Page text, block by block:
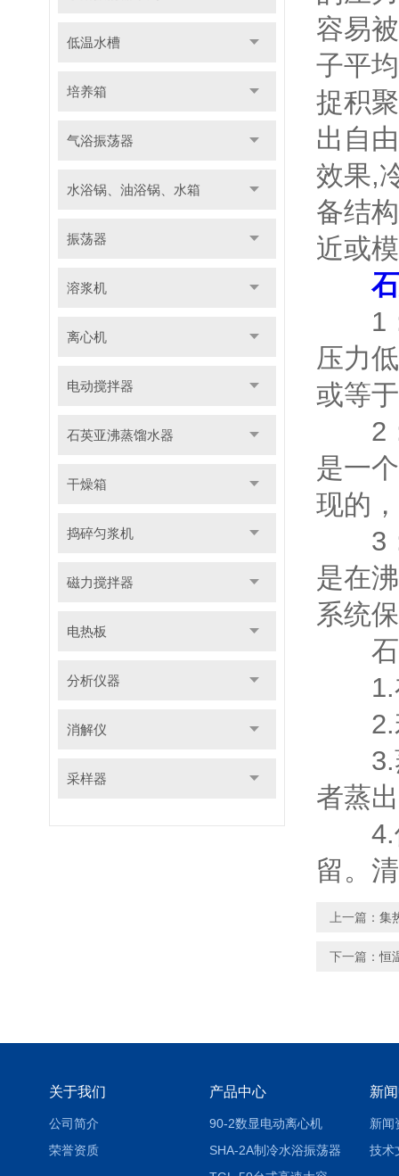
低温水槽
培养箱
气浴振荡器
水浴锅、油浴锅、水箱
振荡器
溶浆机
离心机
电动搅拌器
石英亚沸蒸馏水器
干燥箱
捣碎匀浆机
磁力搅拌器
电热板
分析仪器
消解仪
采样器
容易
子平
捉积
出自
效果,
备结
近或
1：
压力
或等
2：
是一
现的
3：
是在
系统
石英
1.在
2.若
3.蒸
者蒸
4.使
留。
上一篇： 集
下一篇：恒
关于我们
公司简介
荣誉资质
产品中心
90-2数显电动离心机
SHA-2A制冷水浴振荡器
新
新闻
技术